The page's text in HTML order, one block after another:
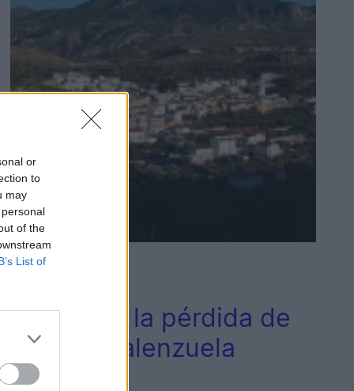
or
to
may
of the
List of
2
Jaén llora la pérdida de
Manuel Valenzuela
Civantos